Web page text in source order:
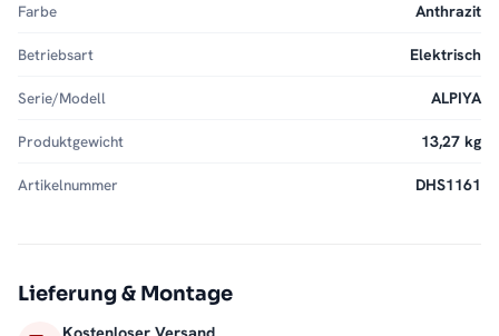
Farbe Anthrazit
Betriebsart Elektrisch
Serie/Modell ALPIYA
Produktgewicht 13,27 kg
Artikelnummer DHS1161
Lieferung & Montage